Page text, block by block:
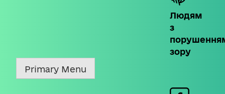
Людям
з
зору
Primary Menu